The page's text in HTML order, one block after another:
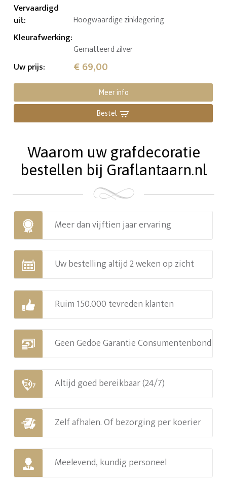
Vervaardigd
uit: Hoogwaardige zinklegering
Kleurafwerking:
Gematteerd zilver
Uw prijs: € 69,00
Meer info
Bestel
Waarom uw grafdecoratie
bestellen bij Graflantaarn.nl
Meer dan vijftien jaar ervaring
Uw bestelling altijd 2 weken op zicht
Ruim 150.000 tevreden klanten
Geen Gedoe Garantie Consumentenbond
Altijd goed bereikbaar (24/7)
Zelf afhalen. Of bezorging per koerier
Meelevend, kundig personeel